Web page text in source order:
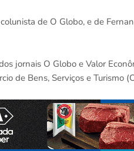
de O Globo, e de
jornais O Globo e Valor
de Bens, Serviços e Turismo